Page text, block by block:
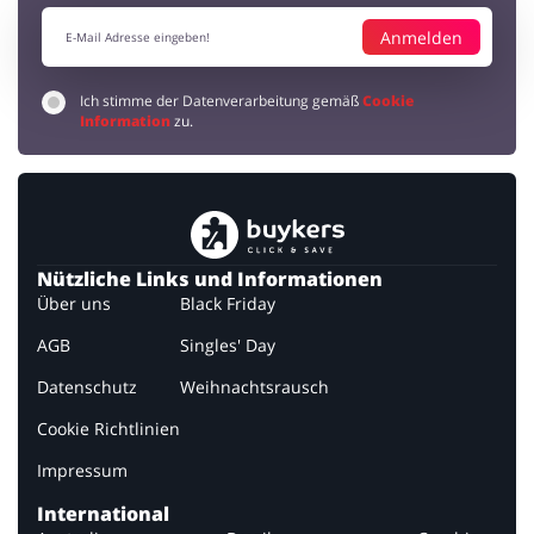
Das ist eingach großartig! Ich wolte schon lange neue Schuhe kaufen
und auf buykers habe Ich den 25% Rabatt gefunden und im Outlet
habe ich Reeboks für 33€ gekauft!
Sparen mit Gutscheinen!
Anmelden
Ich stimme der Datenverarbeitung gemäßCookie
Informationzu.
Nützliche Links und Informationen
Über uns
AGB
Datenschutz
Cookie Richtlinien
Impressum
Black Friday
Singles' Day
Weihnachtsrausch
International